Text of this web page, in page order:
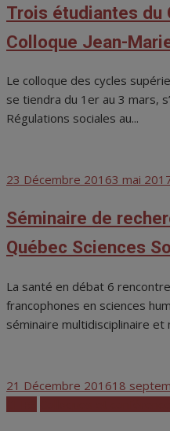
Trois étudiantes du
Colloque Jean-
Le colloque des cycles
se tiendra du 1er au 3 mars,
Régulations sociales au...
Posted
23 Décembre 20163 mai
Séminaire de
Québec Sciences
La santé en débat 6
francophones en sciences
séminaire multidisciplinaire et
Posted
21 Décembre 201618